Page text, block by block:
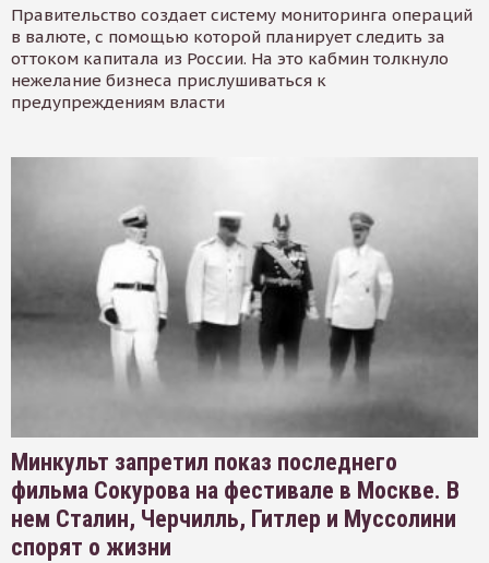
Правительство создает систему мониторинга операций
в валюте, с помощью которой планирует следить за
оттоком капитала из России. На это кабмин толкнуло
нежелание бизнеса прислушиваться к
предупреждениям власти
Минкульт запретил показ последнего
фильма Сокурова на фестивале в Москве. В
нем Сталин, Черчилль, Гитлер и Муссолини
спорят о жизни